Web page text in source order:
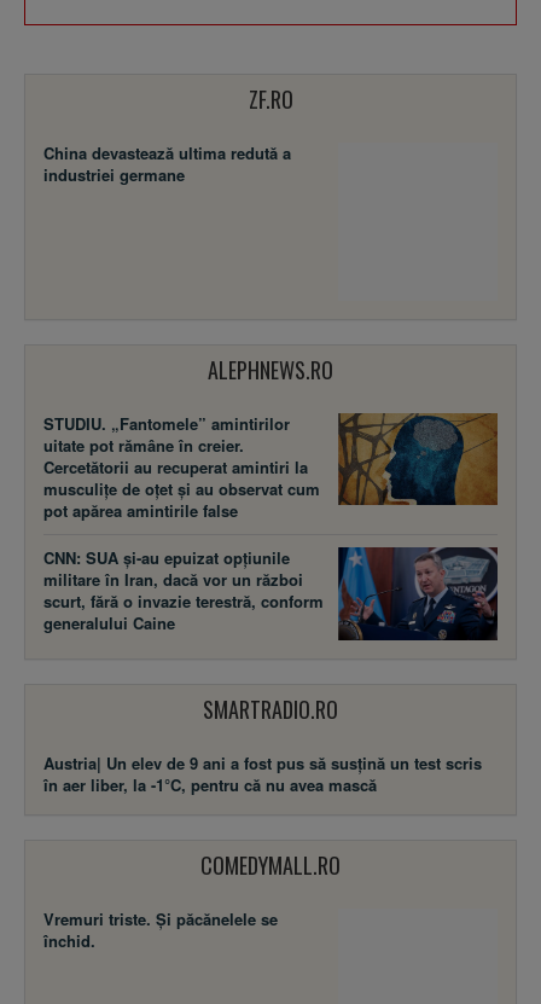
ZF.RO
China devastează ultima redută a
industriei germane
ALEPHNEWS.RO
STUDIU. „Fantomele” amintirilor
uitate pot rămâne în creier.
Cercetătorii au recuperat amintiri la
musculițe de oțet și au observat cum
pot apărea amintirile false
CNN: SUA şi-au epuizat opțiunile
militare în Iran, dacă vor un război
scurt, fără o invazie terestră, conform
generalului Caine
SMARTRADIO.RO
Austria| Un elev de 9 ani a fost pus să susţină un test scris
în aer liber, la -1°C, pentru că nu avea mască
COMEDYMALL.RO
Vremuri triste. Şi păcănelele se
închid.